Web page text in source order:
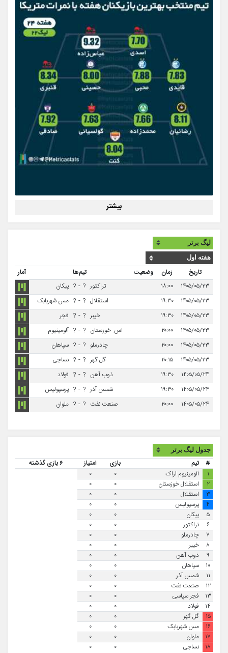
بیشتر
تاریخ زمان وضعیت تیم‌ها
آمار
۱۴۰۵/۰۵/۲۳
۱۸:۰۰ تراکتور ?
-
? پیکان
۱۴۰۵/۰۵/۲۳
۱۹:۳۰ استقلال ?
-
? مس شهربابک
۱۴۰۵/۰۵/۲۳
۱۹:۳۰ خیبر ?
-
? فجر
۱۴۰۵/۰۵/۲۳
۲۰:۰۰ اس. خوزستان ?
-
? آلومینیوم
۱۴۰۵/۰۵/۲۳
۲۰:۰۰ چادرملو ?
-
? سپاهان
۱۴۰۵/۰۵/۲۳
۲۰:۱۵ گل گهر ?
-
? نساجی
۱۴۰۵/۰۵/۲۴
۱۹:۳۰ ذوب آهن ?
-
? فولاد
۱۴۰۵/۰۵/۲۴
۱۹:۳۰ شمس آذر ?
-
? پرسپولیس
۱۴۰۵/۰۵/۲۴
۲۰:۰۰ صنعت نفت ?
-
? ملوان
# تیم بازی امتیاز
۶ بازی گذشته
۱
آلومینیوم اراک ۰
۰
۲
استقلال خوزستان ۰
۰
۳
استقلال ۰
۰
۴
پرسپولیس ۰
۰
۵
پیکان ۰
۰
۶
تراکتور ۰
۰
۷
چادرملو ۰
۰
۸
خیبر ۰
۰
۹
ذوب آهن ۰
۰
۱۰
سپاهان ۰
۰
۱۱
شمس آذر ۰
۰
۱۲
صنعت نفت ۰
۰
۱۳
فجر سپاسی ۰
۰
۱۴
فولاد ۰
۰
۱۵
گل گهر ۰
۰
۱۶
مس شهربابک ۰
۰
۱۷
ملوان ۰
۰
۱۸
نساجی ۰ ۰